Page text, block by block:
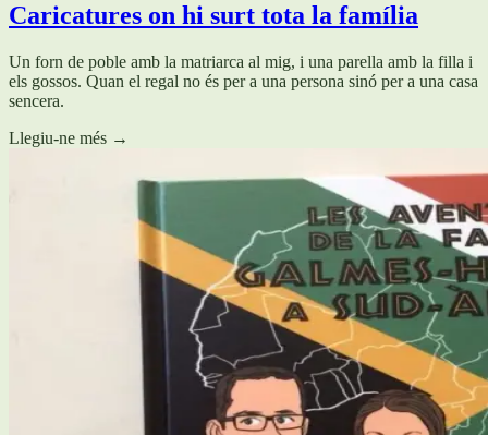
Caricatures on hi surt tota la família
Un forn de poble amb la matriarca al mig, i una parella amb la filla i
els gossos. Quan el regal no és per a una persona sinó per a una casa
sencera.
Llegiu-ne més →